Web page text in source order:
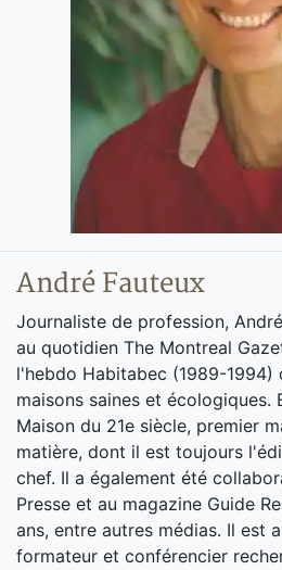
André Fauteux
Journaliste de profession,
au quotidien The Montreal
l'hebdo Habitabec (1989-1994)
maisons saines et écologiques.
Maison du 21e siècle, premier
matière, dont il est toujours
chef. Il a également été
Presse et au magazine Guide
ans, entre autres médias. Il est
formateur et conférencier